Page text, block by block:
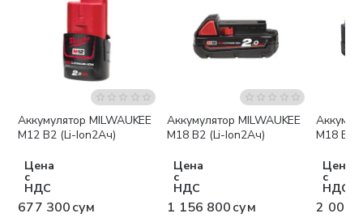
Аккумулятор MILWAUKEE
M12 B2 (Li-Ion2Ач)
Цена
с
НДС
677 300 сум
Бесплатная доставка
Аккумулятор MILWAUKEE
M18 B2 (Li-Ion2Ач)
Цена
с
НДС
1 156 800 сум
M18 B5
Цена
с
НДС
2 003